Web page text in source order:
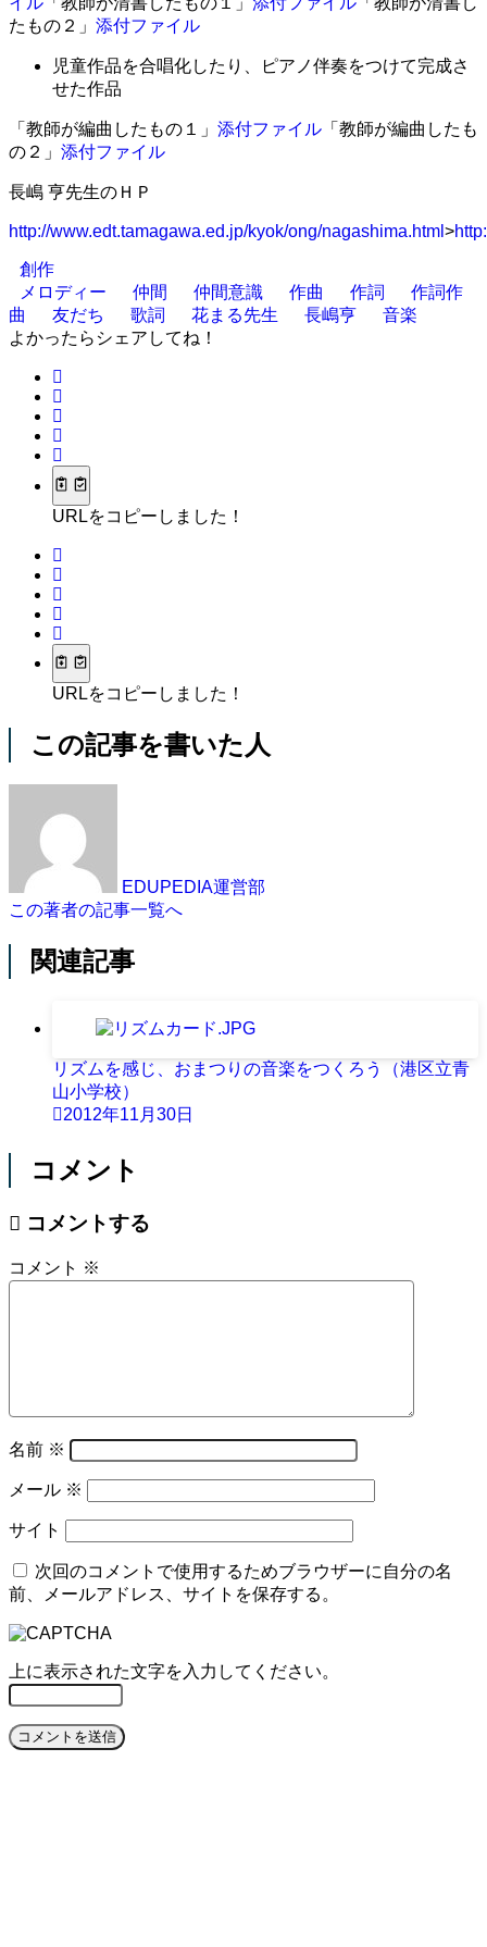
たもの２」 添付ファイル
児童作品を合唱化したり、ピアノ伴奏をつけて完成さ
せた作品
「教師が編曲したもの１」 添付ファイル 「教師が編曲したも
の２」 添付ファイル
長嶋 亨先生のＨＰ
http://www.edt.tamagawa.ed.jp/kyok/ong/nagashima.html >
創作
メロディー
仲間 仲間意識 作曲 作詞
作詞作
曲
友だち 歌詞 花まる先生 長嶋亨
音楽
よかったらシェアしてね！
URLをコピーしました！
URLをコピーしました！
この記事を書いた人
EDUPEDIA運営部
この著者の記事一覧へ
関連記事
リズムを感じ、おまつりの音楽をつくろう（港区立青
山小学校）
2012年11月30日
コメント
コメントする
コメント ※
名前 ※
メール ※
サイト
次回のコメントで使用するためブラウザーに自分の名
前、メールアドレス、サイトを保存する。
上に表示された文字を入力してください。